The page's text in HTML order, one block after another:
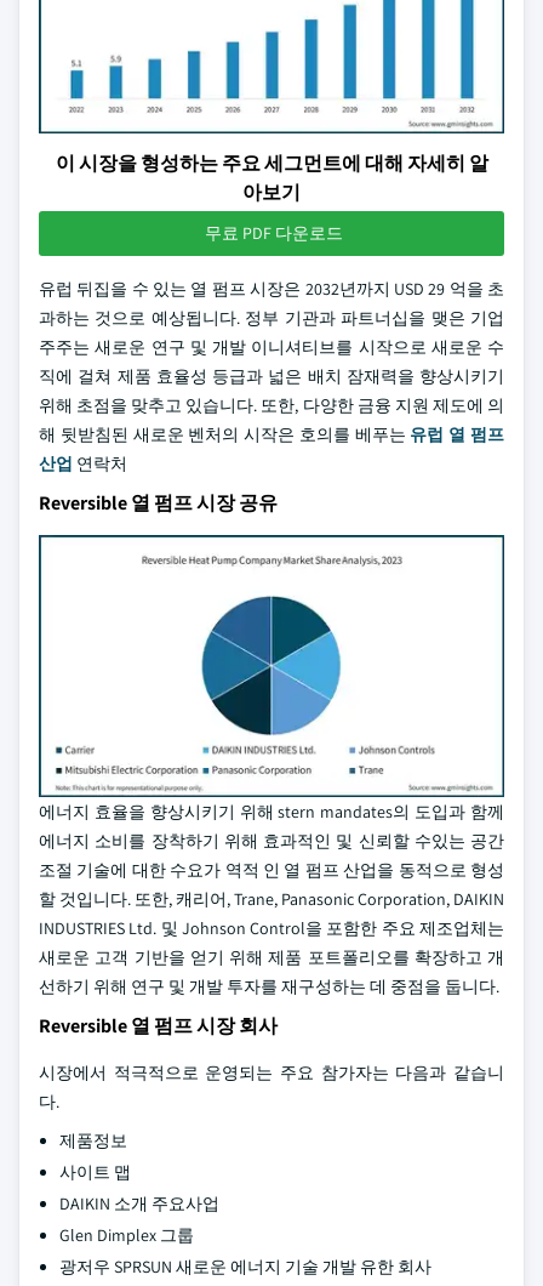
이 시장을 형성하는 주요 세그먼트에 대해 자세히 알
아보기
무료 PDF 다운로드
유럽 뒤집을 수 있는 열 펌프 시장은 2032년까지 USD 29 억을 초
과하는 것으로 예상됩니다. 정부 기관과 파트너십을 맺은 기업
주주는 새로운 연구 및 개발 이니셔티브를 시작으로 새로운 수
직에 걸쳐 제품 효율성 등급과 넓은 배치 잠재력을 향상시키기
위해 초점을 맞추고 있습니다. 또한, 다양한 금융 지원 제도에 의
해 뒷받침된 새로운 벤처의 시작은 호의를 베푸는 유럽 열 펌프
산업 연락처
Reversible 열 펌프 시장 공유
에너지 효율을 향상시키기 위해 stern mandates의 도입과 함께
에너지 소비를 장착하기 위해 효과적인 및 신뢰할 수있는 공간
조절 기술에 대한 수요가 역적 인 열 펌프 산업을 동적으로 형성
할 것입니다. 또한, 캐리어, Trane, Panasonic Corporation, DAIKIN
INDUSTRIES Ltd. 및 Johnson Control을 포함한 주요 제조업체는
새로운 고객 기반을 얻기 위해 제품 포트폴리오를 확장하고 개
선하기 위해 연구 및 개발 투자를 재구성하는 데 중점을 둡니다.
Reversible 열 펌프 시장 회사
시장에서 적극적으로 운영되는 주요 참가자는 다음과 같습니
다.
제품정보
사이트 맵
DAIKIN 소개 주요사업
Glen Dimplex 그룹
광저우 SPRSUN 새로운 에너지 기술 개발 유한 회사